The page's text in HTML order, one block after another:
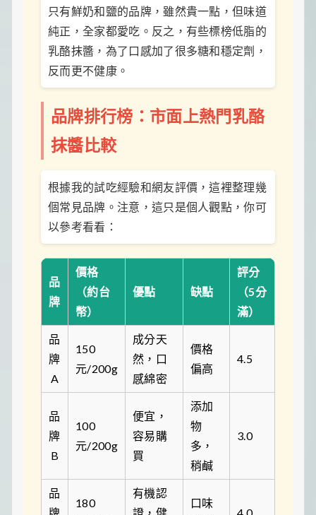
只有鮮奶和鹽的品牌，雖然貴一點，但味道
純正，全家都愛吃。反之，有些標榜低脂的
乳酪抹醬，為了口感加了很多糖和穩定劑，
反而更不健康。
品牌排行榜：市面上熱門乳酪
抹醬比較
根據我的試吃經驗和網友評價，這裡整理幾
個常見品牌。注意，這只是個人觀點，你可
以參考看看：
品
牌
價格
（約台
幣）
優點 缺點
評分
（5分
滿）
品
牌
A
150
元/200g
成分天
然，口
感綿密
價格
偏高
4.5
品
牌
B
100
元/200g
便宜，
容易購
買
添加
物
多，
稍鹹
3.0
品
180
有機認
口味